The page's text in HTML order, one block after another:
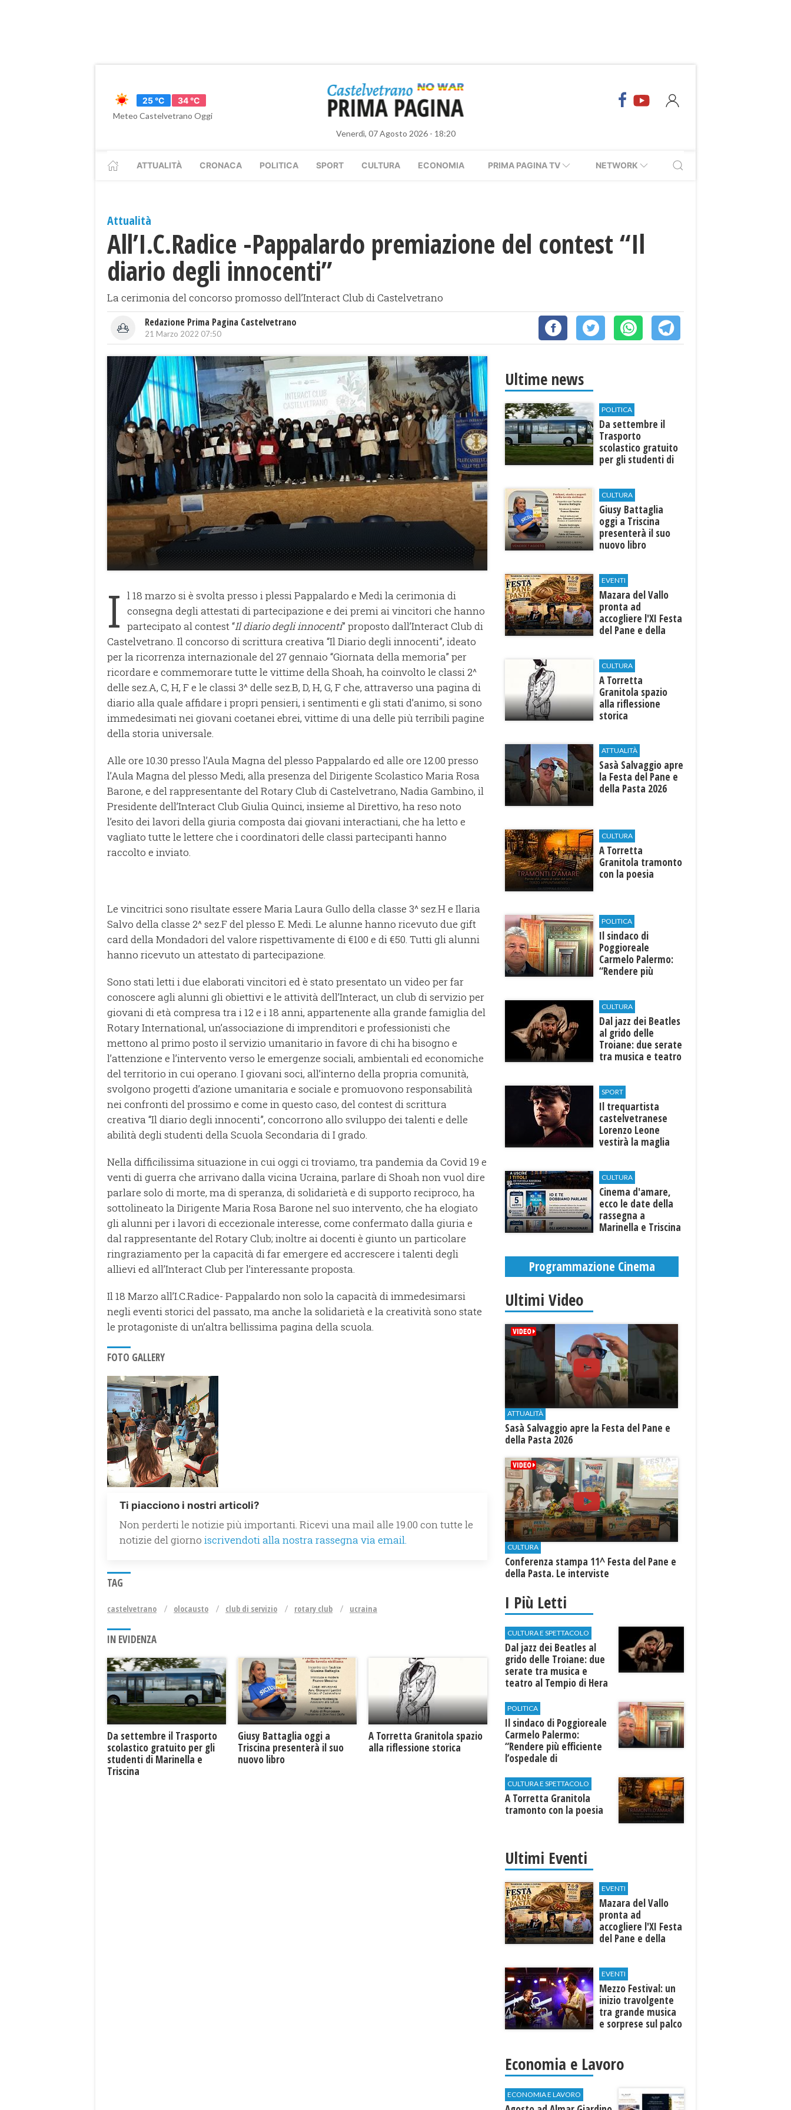
25 °C
34 °C
Meteo Castelvetrano Oggi
Venerdì, 07 Agosto 2026 - 18:20
ATTUALITÀ CRONACA POLITICA SPORT CULTURA ECONOMIA PRIMA PAGINA TV NETWORK
Attualità
All’I.C.Radice -Pappalardo premiazione del contest “Il
diario degli innocenti”
La cerimonia del concorso promosso dell’Interact Club di Castelvetrano
Redazione Prima Pagina Castelvetrano
21 Marzo 2022 07:50
I l 18 marzo si è svolta presso i plessi Pappalardo e Medi la cerimonia di
consegna degli attestati di partecipazione e dei premi ai vincitori che hanno
partecipato al contest “Il diario degli innocenti” proposto dall’Interact Club di
Castelvetrano. Il concorso di scrittura creativa “Il Diario degli innocenti”, ideato
per la ricorrenza internazionale del 27 gennaio “Giornata della memoria” per
ricordare e commemorare tutte le vittime della Shoah, ha coinvolto le classi 2^
delle sez.A, C, H, F e le classi 3^ delle sez.B, D, H, G, F che, attraverso una pagina di
diario alla quale affidare i propri pensieri, i sentimenti e gli stati d’animo, si sono
immedesimati nei giovani coetanei ebrei, vittime di una delle più terribili pagine
della storia universale.
Alle ore 10.30 presso l’Aula Magna del plesso Pappalardo ed alle ore 12.00 presso
l’Aula Magna del plesso Medi, alla presenza del Dirigente Scolastico Maria Rosa
Barone, e del rappresentante del Rotary Club di Castelvetrano, Nadia Gambino, il
Presidente dell’Interact Club Giulia Quinci, insieme al Direttivo, ha reso noto
l’esito dei lavori della giuria composta dai giovani interactiani, che ha letto e
vagliato tutte le lettere che i coordinatori delle classi partecipanti hanno
raccolto e inviato.
Le vincitrici sono risultate essere Maria Laura Gullo della classe 3^ sez.H e Ilaria
Salvo della classe 2^ sez.F del plesso E. Medi. Le alunne hanno ricevuto due gift
card della Mondadori del valore rispettivamente di €100 e di €50. Tutti gli alunni
hanno ricevuto un attestato di partecipazione.
Sono stati letti i due elaborati vincitori ed è stato presentato un video per far
conoscere agli alunni gli obiettivi e le attività dell’Interact, un club di servizio per
giovani di età compresa tra i 12 e i 18 anni, appartenente alla grande famiglia del
Rotary International, un’associazione di imprenditori e professionisti che
mettono al primo posto il servizio umanitario in favore di chi ha bisogno e
l’attenzione e l’intervento verso le emergenze sociali, ambientali ed economiche
del territorio in cui operano. I giovani soci, all’interno della propria comunità,
svolgono progetti d’azione umanitaria e sociale e promuovono responsabilità
nei confronti del prossimo e come in questo caso, del contest di scrittura
creativa “Il diario degli innocenti”, concorrono allo sviluppo dei talenti e delle
abilità degli studenti della Scuola Secondaria di I grado.
Nella difficilissima situazione in cui oggi ci troviamo, tra pandemia da Covid 19 e
venti di guerra che arrivano dalla vicina Ucraina, parlare di Shoah non vuol dire
parlare solo di morte, ma di speranza, di solidarietà e di supporto reciproco, ha
sottolineato la Dirigente Maria Rosa Barone nel suo intervento, che ha elogiato
gli alunni per i lavori di eccezionale interesse, come confermato dalla giuria e
dal rappresentante del Rotary Club; inoltre ai docenti è giunto un particolare
ringraziamento per la capacità di far emergere ed accrescere i talenti degli
allievi ed all’Interact Club per l’interessante proposta.
Il 18 Marzo all’I.C.Radice- Pappalardo non solo la capacità di immedesimarsi
negli eventi storici del passato, ma anche la solidarietà e la creatività sono state
le protagoniste di un’altra bellissima pagina della scuola.
FOTO GALLERY
Ti piacciono i nostri articoli?
Non perderti le notizie più importanti. Ricevi una mail alle 19.00 con tutte le
notizie del giorno iscrivendoti alla nostra rassegna via email.
TAG
castelvetrano olocausto club di servizio rotary club ucraina
IN EVIDENZA
Da settembre il Trasporto
scolastico gratuito per gli
studenti di Marinella e
Triscina
Giusy Battaglia oggi a
Triscina presenterà il suo
nuovo libro
​A Torretta Granitola spazio
alla riflessione storica
Ultime news
POLITICA
Da settembre il
Trasporto
scolastico gratuito
per gli studenti di
CULTURA
Giusy Battaglia
oggi a Triscina
presenterà il suo
nuovo libro
EVENTI
Mazara del Vallo
pronta ad
accogliere l'XI Festa
del Pane e della
CULTURA
​A Torretta
Granitola spazio
alla riflessione
storica
ATTUALITÀ
Sasà Salvaggio apre
la Festa del Pane e
della Pasta 2026
CULTURA
​A Torretta
Granitola tramonto
con la poesia
POLITICA
Il sindaco di
Poggioreale
Carmelo Palermo:
“Rendere più
Castelvetrano."
CULTURA
Dal jazz dei Beatles
al grido delle
Troiane: due serate
tra musica e teatro
SPORT
Il trequartista
castelvetranese
Lorenzo Leone
vestirà la maglia
CULTURA
Cinema d'amare,
ecco le date della
rassegna a
Marinella e Triscina
Programmazione Cinema
Ultimi Video
ATTUALITÀ
Sasà Salvaggio apre la Festa del Pane e
della Pasta 2026
CULTURA
Conferenza stampa 11^ Festa del Pane e
della Pasta. Le interviste
I Più Letti
CULTURA E SPETTACOLO
Dal jazz dei Beatles al
grido delle Troiane: due
serate tra musica e
teatro al Tempio di Hera
POLITICA
Il sindaco di Poggioreale
Carmelo Palermo:
“Rendere più efficiente
l’ospedale di
CULTURA E SPETTACOLO
​A Torretta Granitola
tramonto con la poesia
Ultimi Eventi
EVENTI
Mazara del Vallo
pronta ad
accogliere l'XI Festa
del Pane e della
EVENTI
Mezzo Festival: un
inizio travolgente
tra grande musica
e sorprese sul palco
Economia e Lavoro
ECONOMIA E LAVORO